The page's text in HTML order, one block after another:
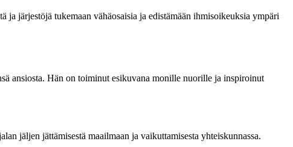
järjestöjä tukemaan vähäosaisia ja edistämään ihmisoikeuksia ympäri
ansiosta. Hän on toiminut esikuvana monille nuorille ja inspiroinut
jäljen jättämisestä maailmaan ja vaikuttamisesta yhteiskunnassa.